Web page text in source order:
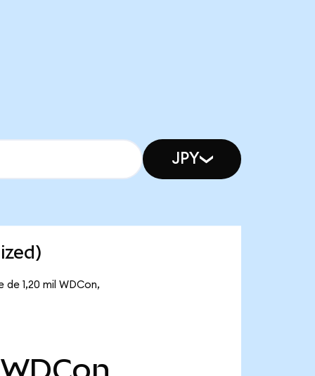
JPY
1,20 mil WDCon,